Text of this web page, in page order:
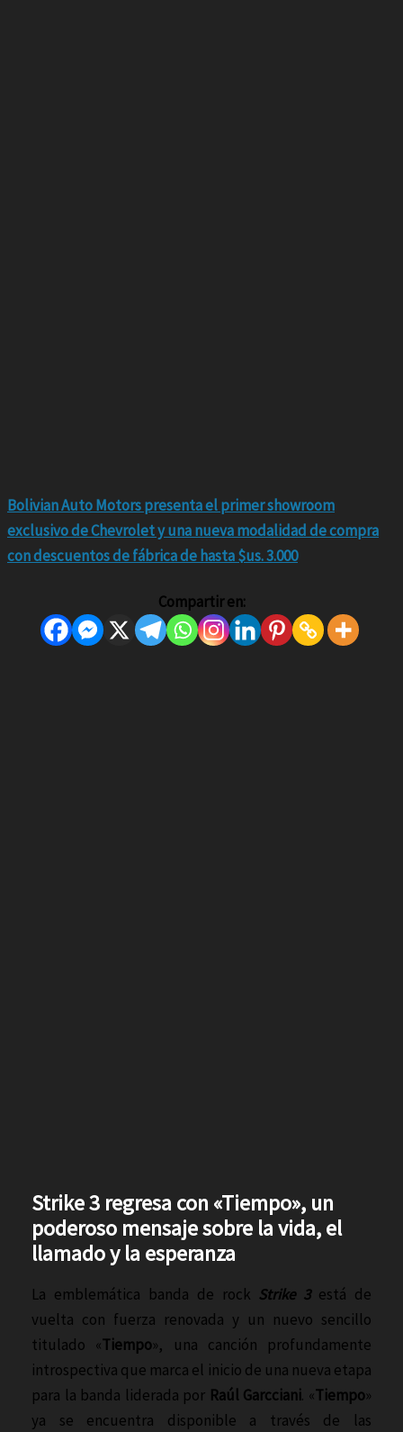
Bolivian Auto Motors presenta el primer showroom
exclusivo de Chevrolet y una nueva modalidad de compra
con descuentos de fábrica de hasta $us. 3.000
Compartir en:
Strike 3 regresa con «Tiempo», un
poderoso mensaje sobre la vida, el
llamado y la esperanza
La emblemática banda de rock Strike 3está de
vuelta con fuerza renovada y un nuevo sencillo
titulado «Tiempo», una canción profundamente
introspectiva que marca el inicio de una nueva etapa
para la banda liderada por Raúl Garcciani. «Tiempo»
ya se encuentra disponible a través de las